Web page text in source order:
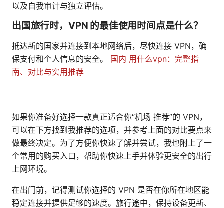
以及自我审计与独立评估。
出国旅行时，VPN 的最佳使用时间点是什么？
抵达新的国家并连接到本地网络后，尽快连接 VPN，确
保支付和个人信息的安全。 国内 用什么vpn：完整指
南、对比与实用推荐
如果你准备好选择一款真正适合你“机场 推荐”的 VPN，
可以在下方找到我推荐的选项，并参考上面的对比要点来
做最终决定。为了方便你快速了解并尝试，我也附上了一
个常用的购买入口，帮助你快速上手并体验更安全的出行
上网环境。
在出门前，记得测试你选择的 VPN 是否在你所在地区能
稳定连接并提供足够的速度。旅行途中，保持设备更新、